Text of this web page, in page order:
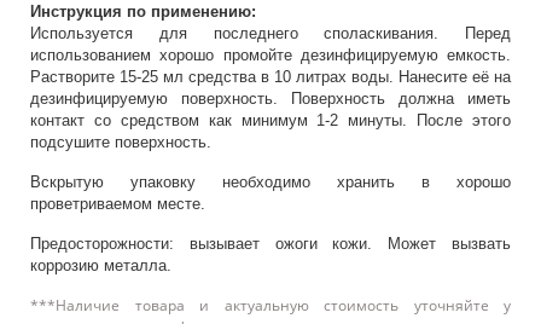
Инструкция по применению:
Используется для последнего споласкивания. Перед
использованием хорошо промойте дезинфицируемую емкость.
Растворите 15-25 мл средства в 10 литрах воды. Нанесите её на
дезинфицируемую поверхность. Поверхность должна иметь
контакт со средством как минимум 1-2 минуты. После этого
подсушите поверхность.
Вскрытую упаковку необходимо хранить в хорошо
проветриваемом месте.
Предосторожности: вызывает ожоги кожи. Может вызвать
коррозию металла.
***Наличие товара и актуальную стоимость уточняйте у